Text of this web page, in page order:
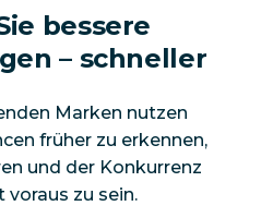
bessere
– schneller
Marken nutzen
früher zu erkennen,
und der Konkurrenz
voraus zu sein.